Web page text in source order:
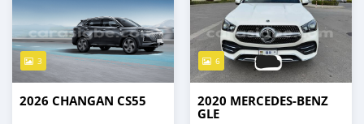
3
2026 CHANGAN CS55
6
2020 MERCEDES‒BENZ
GLE